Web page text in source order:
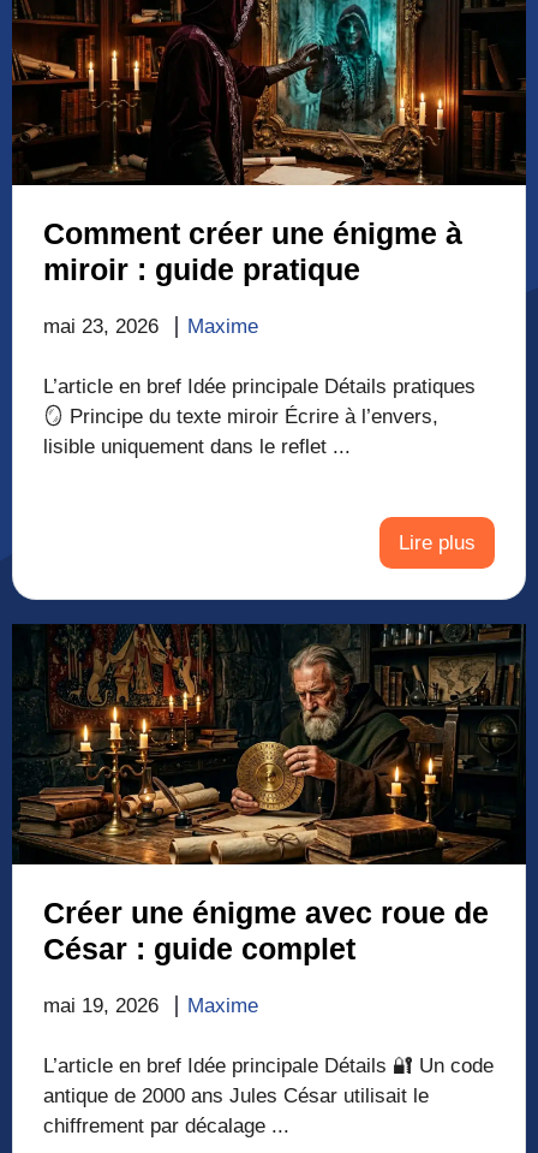
Comment créer une énigme à
miroir : guide pratique
mai 23, 2026 Maxime
L’article en bref Idée principale Détails pratiques
🪞 Principe du texte miroir Écrire à l’envers,
lisible uniquement dans le reflet ...
Lire plus
Créer une énigme avec roue de
César : guide complet
mai 19, 2026 Maxime
L’article en bref Idée principale Détails 🔐 Un code
antique de 2000 ans Jules César utilisait le
chiffrement par décalage ...